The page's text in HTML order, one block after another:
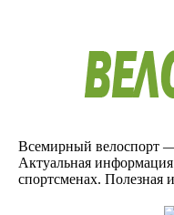
Всемирный велоспорт
Актуальная
спортсменах. Полезная